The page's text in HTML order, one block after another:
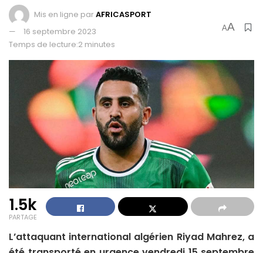
Mis en ligne parAFRICASPORT
16 septembre 2023
Temps de lecture:2 minutes
AA
1.5k
PARTAGE
L’attaquant international algérien Riyad Mahrez, a